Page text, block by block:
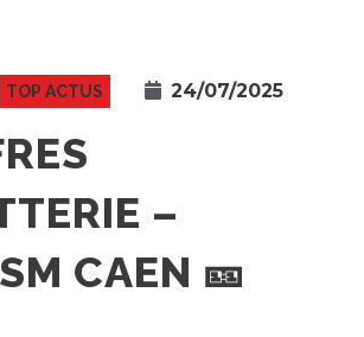
TOP ACTUS 24/07/2025
–
CAEN 🎫